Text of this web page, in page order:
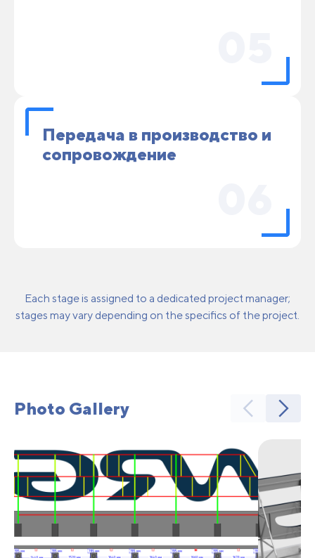
Передача в производство и
сопровождение
Each stage is assigned to a dedicated project manager;
stages may vary depending on the specifics of the project.
Photo Gallery